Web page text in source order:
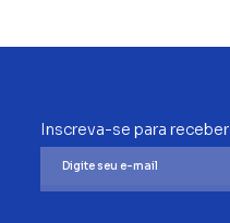
Inscreva-se para receber